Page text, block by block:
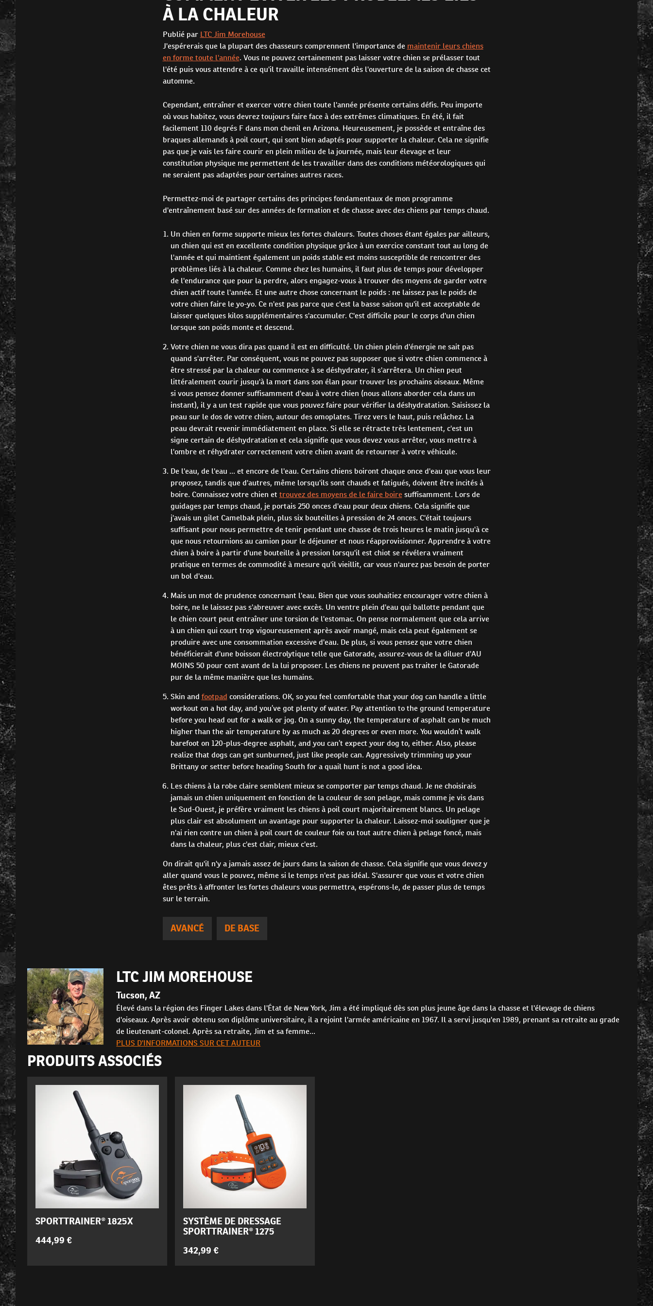
À LA CHALEUR
Publié par LTC Jim Morehouse
J'espérerais que la plupart des chasseurs comprennent l'importance de maintenir leurs chiens
en forme toute l'année. Vous ne pouvez certainement pas laisser votre chien se prélasser tout
l'été puis vous attendre à ce qu'il travaille intensément dès l'ouverture de la saison de chasse cet
automne.
Cependant, entraîner et exercer votre chien toute l'année présente certains défis. Peu importe
où vous habitez, vous devrez toujours faire face à des extrêmes climatiques. En été, il fait
facilement 110 degrés F dans mon chenil en Arizona. Heureusement, je possède et entraîne des
braques allemands à poil court, qui sont bien adaptés pour supporter la chaleur. Cela ne signifie
pas que je vais les faire courir en plein milieu de la journée, mais leur élevage et leur
constitution physique me permettent de les travailler dans des conditions météorologiques qui
ne seraient pas adaptées pour certaines autres races.
Permettez-moi de partager certains des principes fondamentaux de mon programme
d'entraînement basé sur des années de formation et de chasse avec des chiens par temps chaud.
Un chien en forme supporte mieux les fortes chaleurs. Toutes choses étant égales par ailleurs,
un chien qui est en excellente condition physique grâce à un exercice constant tout au long de
l'année et qui maintient également un poids stable est moins susceptible de rencontrer des
problèmes liés à la chaleur. Comme chez les humains, il faut plus de temps pour développer
de l'endurance que pour la perdre, alors engagez-vous à trouver des moyens de garder votre
chien actif toute l'année. Et une autre chose concernant le poids : ne laissez pas le poids de
votre chien faire le yo-yo. Ce n'est pas parce que c'est la basse saison qu'il est acceptable de
laisser quelques kilos supplémentaires s'accumuler. C'est difficile pour le corps d'un chien
lorsque son poids monte et descend.
Votre chien ne vous dira pas quand il est en difficulté. Un chien plein d'énergie ne sait pas
quand s'arrêter. Par conséquent, vous ne pouvez pas supposer que si votre chien commence à
être stressé par la chaleur ou commence à se déshydrater, il s'arrêtera. Un chien peut
littéralement courir jusqu'à la mort dans son élan pour trouver les prochains oiseaux. Même
si vous pensez donner suffisamment d'eau à votre chien (nous allons aborder cela dans un
instant), il y a un test rapide que vous pouvez faire pour vérifier la déshydratation. Saisissez la
peau sur le dos de votre chien, autour des omoplates. Tirez vers le haut, puis relâchez. La
peau devrait revenir immédiatement en place. Si elle se rétracte très lentement, c'est un
signe certain de déshydratation et cela signifie que vous devez vous arrêter, vous mettre à
l'ombre et réhydrater correctement votre chien avant de retourner à votre véhicule.
De l'eau, de l'eau ... et encore de l'eau. Certains chiens boiront chaque once d'eau que vous leur
proposez, tandis que d'autres, même lorsqu'ils sont chauds et fatigués, doivent être incités à
boire. Connaissez votre chien et trouvez des moyens de le faire boiresuffisamment. Lors de
guidages par temps chaud, je portais 250 onces d'eau pour deux chiens. Cela signifie que
j'avais un gilet Camelbak plein, plus six bouteilles à pression de 24 onces. C'était toujours
suffisant pour nous permettre de tenir pendant une chasse de trois heures le matin jusqu'à ce
que nous retournions au camion pour le déjeuner et nous réapprovisionner. Apprendre à votre
chien à boire à partir d'une bouteille à pression lorsqu'il est chiot se révélera vraiment
pratique en termes de commodité à mesure qu'il vieillit, car vous n'aurez pas besoin de porter
un bol d'eau.
Mais un mot de prudence concernant l'eau. Bien que vous souhaitiez encourager votre chien à
boire, ne le laissez pas s'abreuver avec excès. Un ventre plein d'eau qui ballotte pendant que
le chien court peut entraîner une torsion de l'estomac. On pense normalement que cela arrive
à un chien qui court trop vigoureusement après avoir mangé, mais cela peut également se
produire avec une consommation excessive d'eau. De plus, si vous pensez que votre chien
bénéficierait d'une boisson électrolytique telle que Gatorade, assurez-vous de la diluer d'AU
MOINS 50 pour cent avant de la lui proposer. Les chiens ne peuvent pas traiter le Gatorade
pur de la même manière que les humains.
Skin and footpad considerations. OK, so you feel comfortable that your dog can handle a little
workout on a hot day, and you’ve got plenty of water. Pay attention to the ground temperature
before you head out for a walk or jog. On a sunny day, the temperature of asphalt can be much
higher than the air temperature by as much as 20 degrees or even more. You wouldn’t walk
barefoot on 120-plus-degree asphalt, and you can’t expect your dog to, either. Also, please
realize that dogs can get sunburned, just like people can. Aggressively trimming up your
Brittany or setter before heading South for a quail hunt is not a good idea.
Les chiens à la robe claire semblent mieux se comporter par temps chaud. Je ne choisirais
jamais un chien uniquement en fonction de la couleur de son pelage, mais comme je vis dans
le Sud-Ouest, je préfère vraiment les chiens à poil court majoritairement blancs. Un pelage
plus clair est absolument un avantage pour supporter la chaleur. Laissez-moi souligner que je
n'ai rien contre un chien à poil court de couleur foie ou tout autre chien à pelage foncé, mais
dans la chaleur, plus c'est clair, mieux c'est.
On dirait qu'il n'y a jamais assez de jours dans la saison de chasse. Cela signifie que vous devez y
aller quand vous le pouvez, même si le temps n'est pas idéal. S'assurer que vous et votre chien
êtes prêts à affronter les fortes chaleurs vous permettra, espérons-le, de passer plus de temps
sur le terrain.
AVANCÉ DE BASE
LTC JIM MOREHOUSE
Tucson, AZ
Élevé dans la région des Finger Lakes dans l'État de New York, Jim a été impliqué dès son plus jeune âge dans la chasse et l'élevage de chiens
d'oiseaux. Après avoir obtenu son diplôme universitaire, il a rejoint l'armée américaine en 1967. Il a servi jusqu'en 1989, prenant sa retraite au grade
de lieutenant-colonel. Après sa retraite, Jim et sa femme...
PLUS D'INFORMATIONS SUR CET AUTEUR
PRODUITS ASSOCIÉS
SPORTTRAINER® 1825X
444,99 €
SYSTÈME DE DRESSAGE
SPORTTRAINER® 1275
342,99 €